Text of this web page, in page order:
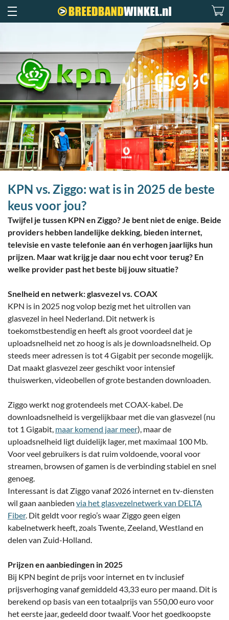
KPN vs. Ziggo: wat is in 2025 de beste
keus voor jou?
Twijfel je tussen KPN en Ziggo? Je bent niet de enige. Beide
providers hebben landelijke dekking, bieden internet,
televisie en vaste telefonie aan én verhogen jaarlijks hun
prijzen. Maar wat krijg je daar nou echt voor terug? En
welke provider past het beste bij jouw situatie?
Snelheid en netwerk: glasvezel vs. COAX
KPN is in 2025 nog volop bezig met het uitrollen van
glasvezel in heel Nederland. Dit netwerk is
toekomstbestendig en heeft als groot voordeel dat je
uploadsnelheid net zo hoog is als je downloadsnelheid. Op
steeds meer adressen is tot 4 Gigabit per seconde mogelijk.
Dat maakt glasvezel zeer geschikt voor intensief
thuiswerken, videobellen of grote bestanden downloaden.
Ziggo werkt nog grotendeels met COAX-kabel. De
downloadsnelheid is vergelijkbaar met die van glasvezel (nu
tot 1 Gigabit, maar komend jaar meer), maar de
uploadsnelheid ligt duidelijk lager, met maximaal 100 Mb.
Voor veel gebruikers is dat ruim voldoende, vooral voor
streamen, browsen of gamen is de verbinding stabiel en snel
genoeg.
Interessant is dat Ziggo vanaf 2026 internet en tv-diensten
wil gaan aanbieden via het glasvezelnetwerk van DELTA
Fiber. Dit geldt voor regio’s waar Ziggo geen eigen
kabelnetwerk heeft, zoals Twente, Zeeland, Westland en
delen van Zuid-Holland.
Prijzen en aanbiedingen in 2025
Bij KPN begint de prijs voor internet en tv inclusief
prijsverhoging vanaf gemiddeld 43,33 euro per maand. Dit is
berekend op basis van een totaalprijs van 550,00 euro voor
het eerste jaar, gedeeld door twaalf. Voor het goedkoopste